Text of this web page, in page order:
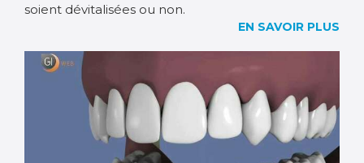
soient dévitalisées ou non.
EN SAVOIR PLUS